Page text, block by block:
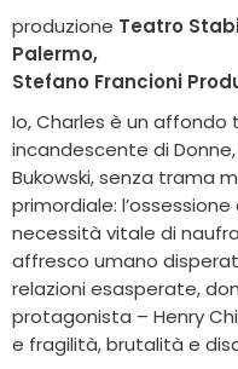
produzione Teatro
Palermo,
Stefano Francioni
Io, Charles è un
incandescente di
Bukowski, senza trama
primordiale:
necessità vitale di
affresco umano
relazioni esasperate,
protagonista – Henry
e fragilità, brutalità e